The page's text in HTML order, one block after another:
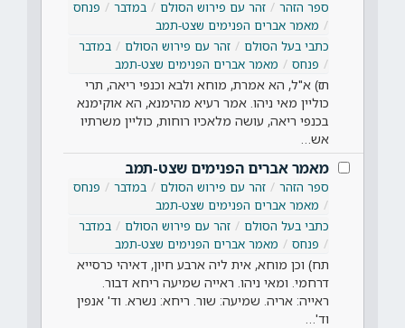
ספר הזהר זהר עם פירוש הסולם במדבר
פנחס
מאמר אברים הפנימים שצט-תמב
כתבי בעל הסולם
זהר עם פירוש הסולם
במדבר
פנחס
מאמר אברים הפנימים שצט-תמב
תז) א"ל, הא אמרת, מוחא ולבא וכנפי ריאה, תרי
כוליין מאי ניהו. אמר רעיא מהימנא, הא אוקימנא
בכנפי ריאה, עושה מלאכיו רוחות, כוליין משרתיו
אש…
מאמר אברים הפנימים שצט-תמב
ספר הזהר זהר עם פירוש הסולם במדבר
פנחס
מאמר אברים הפנימים שצט-תמב
כתבי בעל הסולם
זהר עם פירוש הסולם
במדבר
פנחס
מאמר אברים הפנימים שצט-תמב
תח) וכן מוחא, אית ליה ארבע חיון, דאיהי כרסייא
דרחמי. ומאי ניהו. ראייה שמיעה ריחא דבור.
ראייה: אריה. שמיעה: שור. ריחא: נשרא. וד' אנפין
וד'…